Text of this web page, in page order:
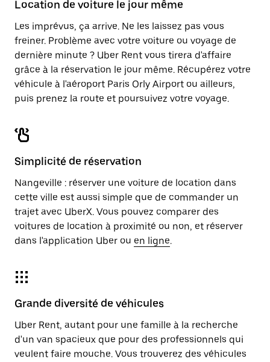
le
Location de voiture le jour même
Les imprévus, ça arrive. Ne les laissez pas vous
freiner. Problème avec votre voiture ou voyage de
dernière minute ? Uber Rent vous tirera d'affaire
grâce à la réservation le jour même. Récupérez votre
véhicule à l'aéroport Paris Orly Airport ou ailleurs,
puis prenez la route et poursuivez votre voyage.
Simplicité de réservation
Nangeville : réserver une voiture de location dans
cette ville est aussi simple que de commander un
trajet avec UberX. Vous pouvez comparer des
voitures de location à proximité ou non, et réserver
dans l'application Uber ou en ligne.
Grande diversité de véhicules
Uber Rent, autant pour une famille à la recherche
d'un van spacieux que pour des professionnels qui
veulent faire mouche. Vous trouverez des véhicules